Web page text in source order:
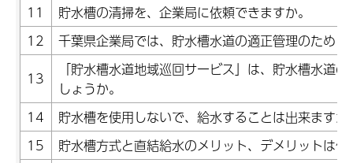
11
貯水槽の清掃を、企業局に依頼できますか。
12
千葉県企業局では、貯水槽水道の適正管理のため
13
「貯水槽水道地域巡回サービス」は、貯水槽水道
しょうか。
14
貯水槽を使用しないで、給水することは出来ますか
15
貯水槽方式と直結給水のメリット、デメリットは